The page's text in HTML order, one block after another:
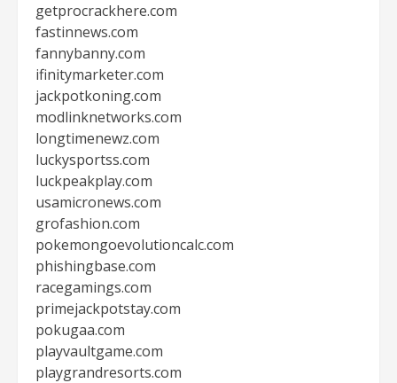
getprocrackhere.com
fastinnews.com
fannybanny.com
ifinitymarketer.com
jackpotkoning.com
modlinknetworks.com
longtimenewz.com
luckysportss.com
luckpeakplay.com
usamicronews.com
grofashion.com
pokemongoevolutioncalc.com
phishingbase.com
racegamings.com
primejackpotstay.com
pokugaa.com
playvaultgame.com
playgrandresorts.com